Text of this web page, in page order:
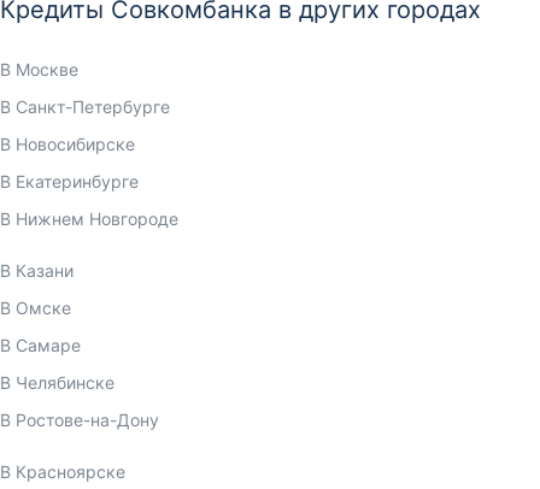
Кредиты Совкомбанка в других городах
В Москве
В Санкт-Петербурге
В Новосибирске
В Екатеринбурге
В Нижнем Новгороде
В Казани
В Омске
В Самаре
В Челябинске
В Ростове-на-Дону
В Красноярске